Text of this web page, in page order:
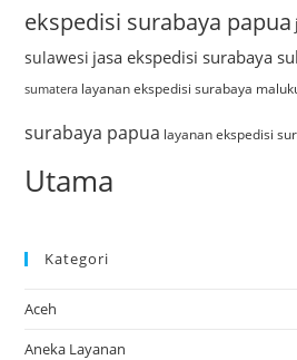
ekspedisi surabaya papua
sulawesi jasa ekspedisi surabaya
sumatera layanan ekspedisi surabaya
surabaya papua layanan ekspedisi
Utama
Kategori
Aceh
Aneka Layanan